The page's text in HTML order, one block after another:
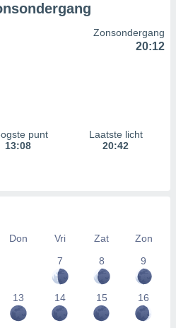
Zonsondergang
20:12
punt
13:08
Laatste licht
20:42
Don Vri Zat
Zon
7
8 9
13 14 15 16